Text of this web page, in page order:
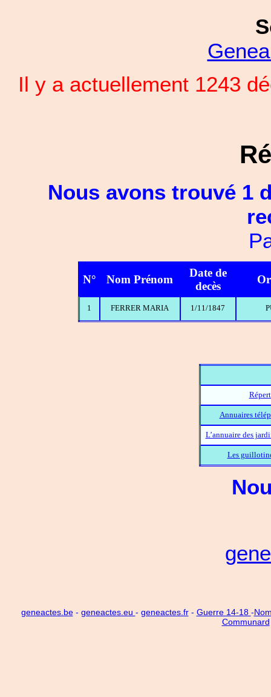
Il y a actuellement 1243
Nous avons trouvé 1
N° Nom Prénom
Date de
decès
1 FERRER MARIA 1/11/1847
Annuaires
L’annuaire des
Les
geneactes.be- geneactes.eu - geneactes.fr- Guerre 14-18 -
Communard